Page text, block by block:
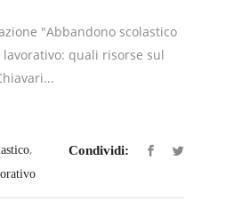
"Abbandono scolastico
quali risorse sul
, Condividi: